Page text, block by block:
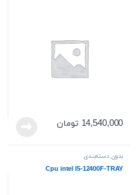
14,540,000 تومان
بدون دسته‌بندی
Cpu intel I5-12400F-TRAY